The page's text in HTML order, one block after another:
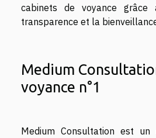
cabinets de voyance grâce
transparence et la
Medium
voyance n°1
Medium Consultation est